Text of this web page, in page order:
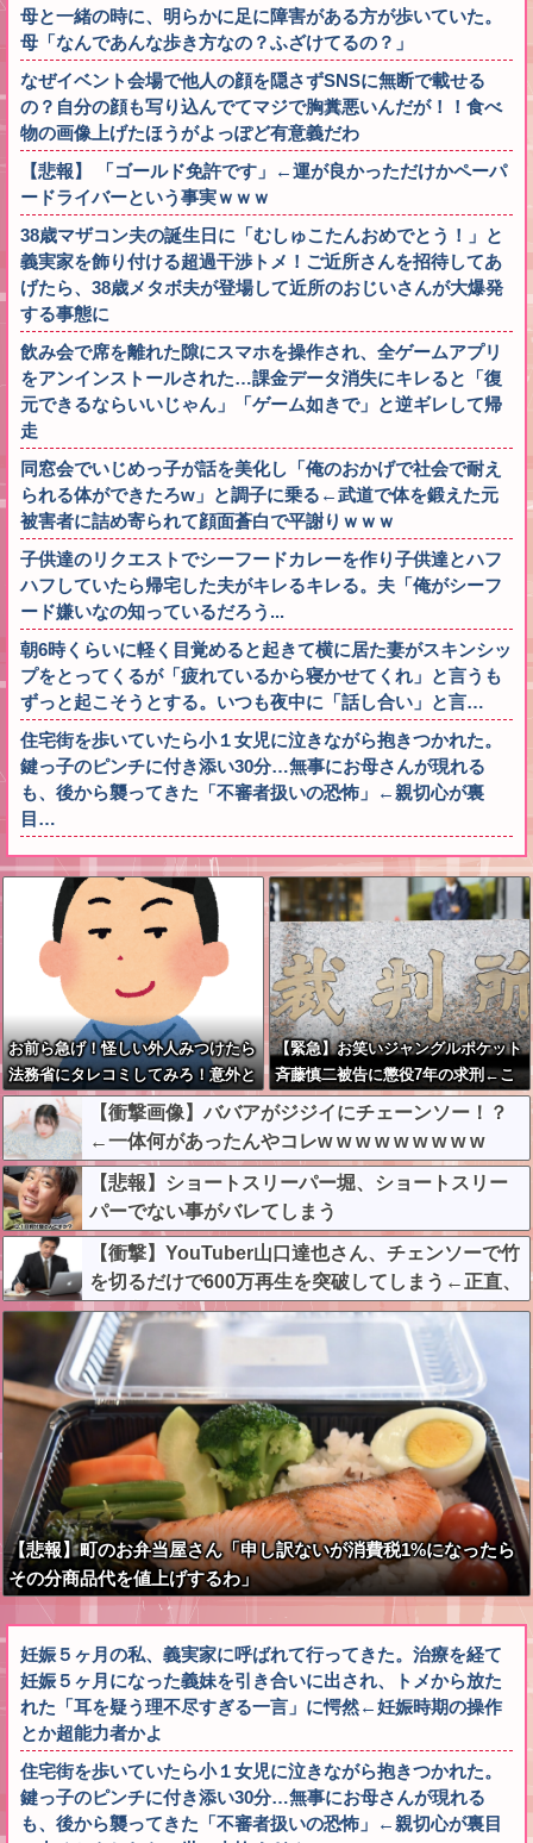
母と一緒の時に、明らかに足に障害がある方が歩いていた。
母「なんであんな歩き方なの？ふざけてるの？」
なぜイベント会場で他人の顔を隠さずSNSに無断で載せる
の？自分の顔も写り込んでてマジで胸糞悪いんだが！！食べ
物の画像上げたほうがよっぽど有意義だわ
【悲報】 「ゴールド免許です」←運が良かっただけかペーパ
ードライバーという事実ｗｗｗ
38歳マザコン夫の誕生日に「むしゅこたんおめでとう！」と
義実家を飾り付ける超過干渉トメ！ご近所さんを招待してあ
げたら、38歳メタボ夫が登場して近所のおじいさんが大爆発
する事態に
飲み会で席を離れた隙にスマホを操作され、全ゲームアプリ
をアンインストールされた…課金データ消失にキレると「復
元できるならいいじゃん」「ゲーム如きで」と逆ギレして帰
走
同窓会でいじめっ子が話を美化し「俺のおかげで社会で耐え
られる体ができたろw」と調子に乗る←武道で体を鍛えた元
被害者に詰め寄られて顔面蒼白で平謝りｗｗｗ
子供達のリクエストでシーフードカレーを作り子供達とハフ
ハフしていたら帰宅した夫がキレるキレる。夫「俺がシーフ
ード嫌いなの知っているだろう...
朝6時くらいに軽く目覚めると起きて横に居た妻がスキンシッ
プをとってくるが「疲れているから寝かせてくれ」と言うも
ずっと起こそうとする。いつも夜中に「話し合い」と言…
住宅街を歩いていたら小１女児に泣きながら抱きつかれた。
鍵っ子のピンチに付き添い30分…無事にお母さんが現れる
も、後から襲ってきた「不審者扱いの恐怖」←親切心が裏
目…
お前ら急げ！怪しい外人みつけたら
法務省にタレコミしてみろ！意外と
仕事するぞ？
【緊急】お笑いジャングルポケット
斉藤慎二被告に懲役7年の求刑←こ
れ…
【衝撃画像】ババアがジジイにチェーンソー！？
←一体何があったんやコレw w w w w w w w w
【悲報】ショートスリーパー堀、ショートスリー
パーでない事がバレてしまう
【衝撃】YouTuber山口達也さん、チェンソーで竹
を切るだけで600万再生を突破してしまう←正直、
こう言うのでいいんだよなw w w w w w w w
【悲報】町のお弁当屋さん「申し訳ないが消費税1%になったら
その分商品代を値上げするわ」
妊娠５ヶ月の私、義実家に呼ばれて行ってきた。治療を経て
妊娠５ヶ月になった義妹を引き合いに出され、トメから放た
れた「耳を疑う理不尽すぎる一言」に愕然←妊娠時期の操作
とか超能力者かよ
住宅街を歩いていたら小１女児に泣きながら抱きつかれた。
鍵っ子のピンチに付き添い30分…無事にお母さんが現れる
も、後から襲ってきた「不審者扱いの恐怖」←親切心が裏目